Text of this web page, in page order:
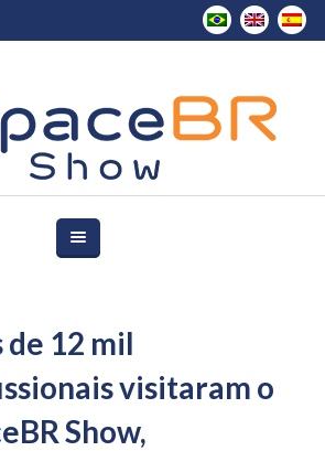
de 12 mil
visitaram o
Show,